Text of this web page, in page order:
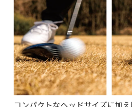
コンパクトなヘッドサイズに加